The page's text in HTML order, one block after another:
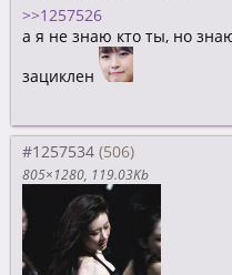
>>1257526
а я не знаю кто ты, но
зациклен
#1257534
805×1280 119.03Kb